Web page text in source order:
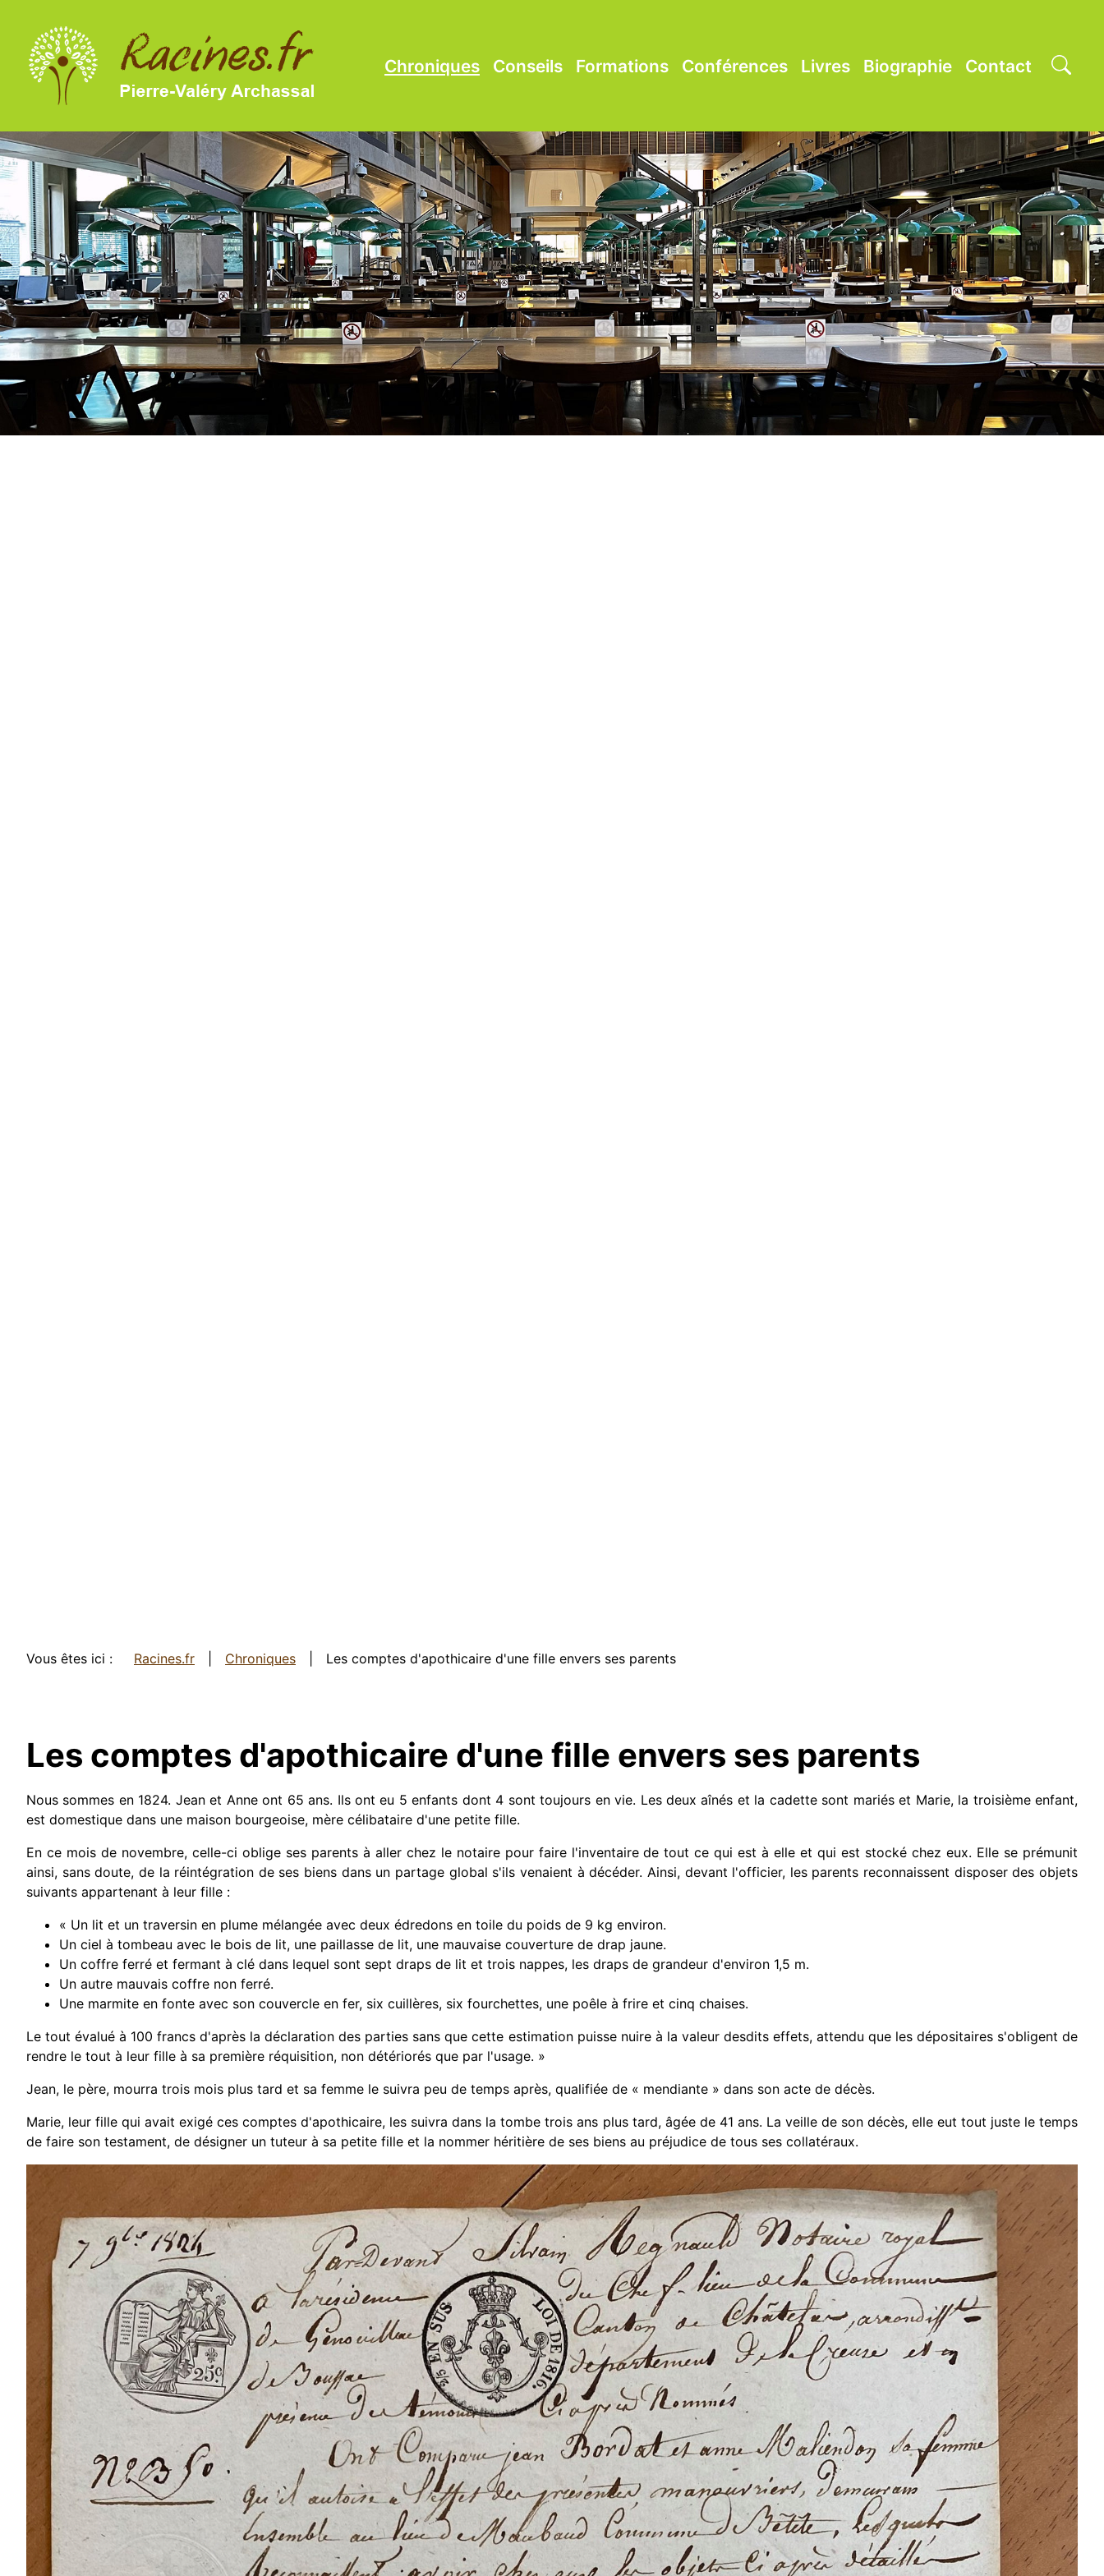
SKIP TO MAIN CONTENT
Chroniques
Conseils Formations Conférences Livres Biographie Contact
Vous êtes ici : Racines.fr Chroniques Les comptes d'apothicaire d'une fille envers ses parents
Les comptes d'apothicaire d'une fille envers ses parents
Nous sommes en 1824. Jean et Anne ont 65 ans. Ils ont eu 5 enfants dont 4 sont toujours en vie. Les deux aînés et la cadette sont mariés et Marie, la troisième enfant,
est domestique dans une maison bourgeoise, mère célibataire d'une petite fille.
En ce mois de novembre, celle-ci oblige ses parents à aller chez le notaire pour faire l'inventaire de tout ce qui est à elle et qui est stocké chez eux. Elle se prémunit
ainsi, sans doute, de la réintégration de ses biens dans un partage global s'ils venaient à décéder. Ainsi, devant l'officier, les parents reconnaissent disposer des objets
suivants appartenant à leur fille :
« Un lit et un traversin en plume mélangée avec deux édredons en toile du poids de 9 kg environ.
Un ciel à tombeau avec le bois de lit, une paillasse de lit, une mauvaise couverture de drap jaune.
Un coffre ferré et fermant à clé dans lequel sont sept draps de lit et trois nappes, les draps de grandeur d'environ 1,5 m.
Un autre mauvais coffre non ferré.
Une marmite en fonte avec son couvercle en fer, six cuillères, six fourchettes, une poêle à frire et cinq chaises.
Le tout évalué à 100 francs d'après la déclaration des parties sans que cette estimation puisse nuire à la valeur desdits effets, attendu que les dépositaires s'obligent de
rendre le tout à leur fille à sa première réquisition, non détériorés que par l'usage. »
Jean, le père, mourra trois mois plus tard et sa femme le suivra peu de temps après, qualifiée de « mendiante » dans son acte de décès.
Marie, leur fille qui avait exigé ces comptes d'apothicaire, les suivra dans la tombe trois ans plus tard, âgée de 41 ans. La veille de son décès, elle eut tout juste le temps
de faire son testament, de désigner un tuteur à sa petite fille et la nommer héritière de ses biens au préjudice de tous ses collatéraux.